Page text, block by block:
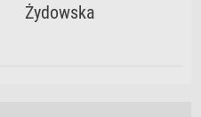
Żydowska